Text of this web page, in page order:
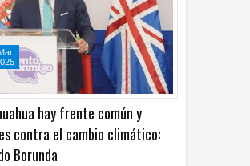
hay frente común y
contra el cambio climático:
Borunda